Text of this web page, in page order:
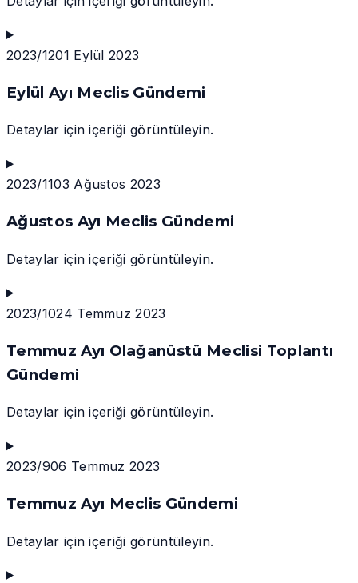
2023/1201 Eylül 2023
Eylül Ayı Meclis Gündemi
Detaylar için içeriği görüntüleyin.
2023/1103 Ağustos 2023
Ağustos Ayı Meclis Gündemi
Detaylar için içeriği görüntüleyin.
2023/1024 Temmuz 2023
Temmuz Ayı Olağanüstü Meclisi Toplantı
Gündemi
Detaylar için içeriği görüntüleyin.
2023/906 Temmuz 2023
Temmuz Ayı Meclis Gündemi
Detaylar için içeriği görüntüleyin.